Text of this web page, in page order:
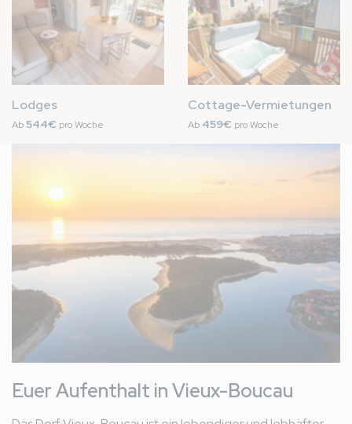
Lodges
Ab544€ pro Woche
Cottage-Vermietungen
Ab 459€ pro Woche
Euer Aufenthalt in Vieux-Boucau